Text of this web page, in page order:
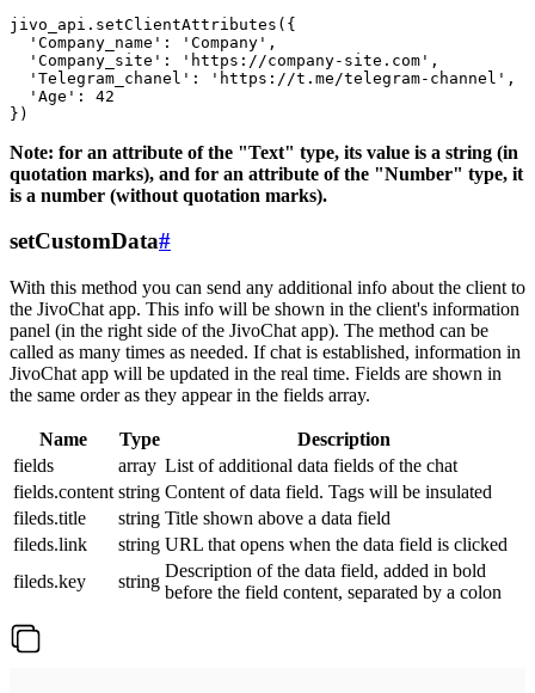
jivo_api.setClientAttributes({
  'Company_name': 'Company',
  'Company_site': 'https://company-site.com',
  'Telegram_chanel': 'https://t.me/telegram-channel',
  'Age': 42
Note: for an attribute of the "Text" type, its value is a string (in
quotation marks), and for an attribute of the "Number" type, it
is a number (without quotation marks).
setCustomData#
With this method you can send any additional info about the client to
the JivoChat app. This info will be shown in the client's information
panel (in the right side of the JivoChat app). The method can be
called as many times as needed. If chat is established, information in
JivoChat app will be updated in the real time. Fields are shown in
the same order as they appear in the fields array.
Name Type
Description
fields
array List of additional data fields of the chat
fields.content string Content of data field. Tags will be insulated
fileds.title
string Title shown above a data field
fileds.link
string URL that opens when the data field is clicked
fileds.key
string
Description of the data field, added in bold
before the field content, separated by a colon